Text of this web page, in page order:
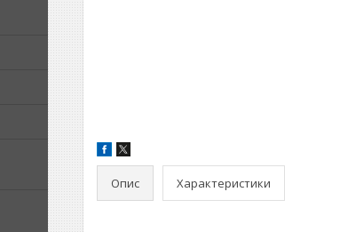
Опис Характеристики